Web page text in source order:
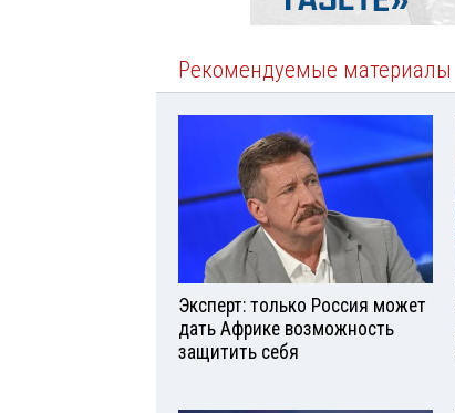
Рекомендуемые материалы
Эксперт: только Россия может
дать Африке возможность
защитить себя